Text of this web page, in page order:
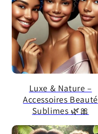
Luxe & Nature –
Accessoires Beauté
Sublimes 🌿🎀